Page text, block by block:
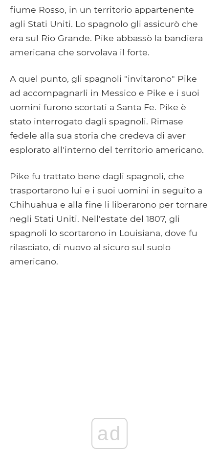
fiume Rosso, in un territorio appartenente
agli Stati Uniti. Lo spagnolo gli assicurò che
era sul Rio Grande. Pike abbassò la bandiera
americana che sorvolava il forte.
A quel punto, gli spagnoli "invitarono" Pike
ad accompagnarli in Messico e Pike e i suoi
uomini furono scortati a Santa Fe. Pike è
stato interrogato dagli spagnoli. Rimase
fedele alla sua storia che credeva di aver
esplorato all'interno del territorio americano.
Pike fu trattato bene dagli spagnoli, che
trasportarono lui e i suoi uomini in seguito a
Chihuahua e alla fine li liberarono per tornare
negli Stati Uniti. Nell'estate del 1807, gli
spagnoli lo scortarono in Louisiana, dove fu
rilasciato, di nuovo al sicuro sul suolo
americano.
ad